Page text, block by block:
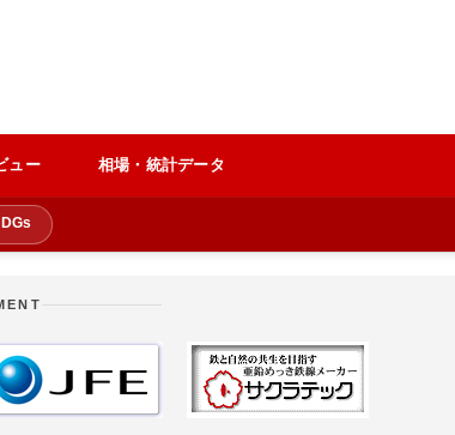
ュー 相場・統計データ